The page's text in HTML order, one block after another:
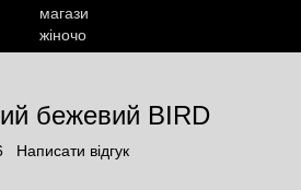
бежевий BIRD
Написати відгук